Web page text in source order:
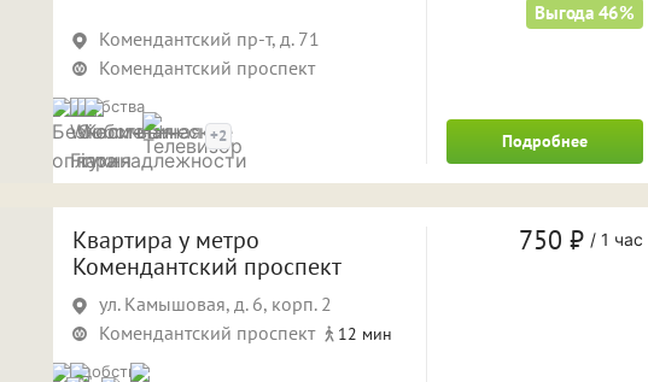
Комендантский пр-т, д. 71
Комендантский проспект
Удобства
+2
Выгода 46%
Подробнее
Квартира у метро
Комендантский проспект
ул. Камышовая, д. 6, корп. 2
Комендантский проспект
12 мин
Удобства
750 ₽ / 1 час